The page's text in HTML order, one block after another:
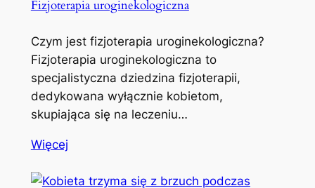
Fizjoterapia uroginekologiczna
Czym jest fizjoterapia uroginekologiczna?
Fizjoterapia uroginekologiczna to
specjalistyczna dziedzina fizjoterapii,
dedykowana wyłącznie kobietom,
skupiająca się na leczeniu…
Więcej